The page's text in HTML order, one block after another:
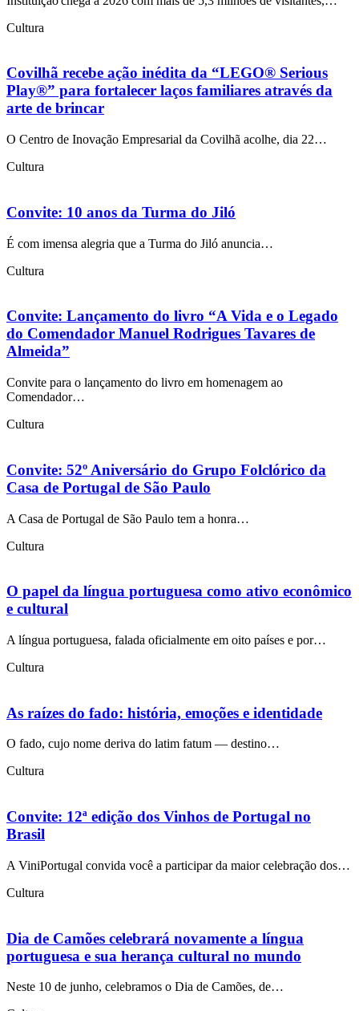
Cultura
Covilhã recebe ação inédita da “LEGO® Serious
Play®” para fortalecer laços familiares através da
arte de brincar
O Centro de Inovação Empresarial da Covilhã acolhe, dia 22…
Cultura
Convite: 10 anos da Turma do Jiló
É com imensa alegria que a Turma do Jiló anuncia…
Cultura
Convite: Lançamento do livro “A Vida e o Legado
do Comendador Manuel Rodrigues Tavares de
Almeida”
Convite para o lançamento do livro em homenagem ao
Comendador…
Cultura
Convite: 52º Aniversário do Grupo Folclórico da
Casa de Portugal de São Paulo
A Casa de Portugal de São Paulo tem a honra…
Cultura
O papel da língua portuguesa como ativo econômico
e cultural
A língua portuguesa, falada oficialmente em oito países e por…
Cultura
As raízes do fado: história, emoções e identidade
O fado, cujo nome deriva do latim fatum — destino…
Cultura
Convite: 12ª edição dos Vinhos de Portugal no
Brasil
A ViniPortugal convida você a participar da maior celebração dos…
Cultura
Dia de Camões celebrará novamente a língua
portuguesa e sua herança cultural no mundo
Neste 10 de junho, celebramos o Dia de Camões, de…